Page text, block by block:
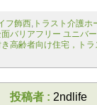
フ飾西, トラスト介護ホ
バリアフリー ユニバ
高齢者向け住宅，ト
投稿者 : 2ndlife